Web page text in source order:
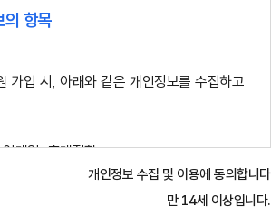
등)를 말합니다.
회 홈페이지가 제공하는 모든 서비스를이
니다.
가입하지 않고 무역위원회 홈페이지가 제
는 자를 말합니다.
홈페이지가 제공하는 서비스를 받는 회원
의 항목
가입 시, 아래와 같은 개인정보를 수집하고
메일, 휴대전화
화번호, 팩스번호, 직업, 직장/학교
개인정보 수집 및 이용에 동의합니다
만 14세 이상입니다.